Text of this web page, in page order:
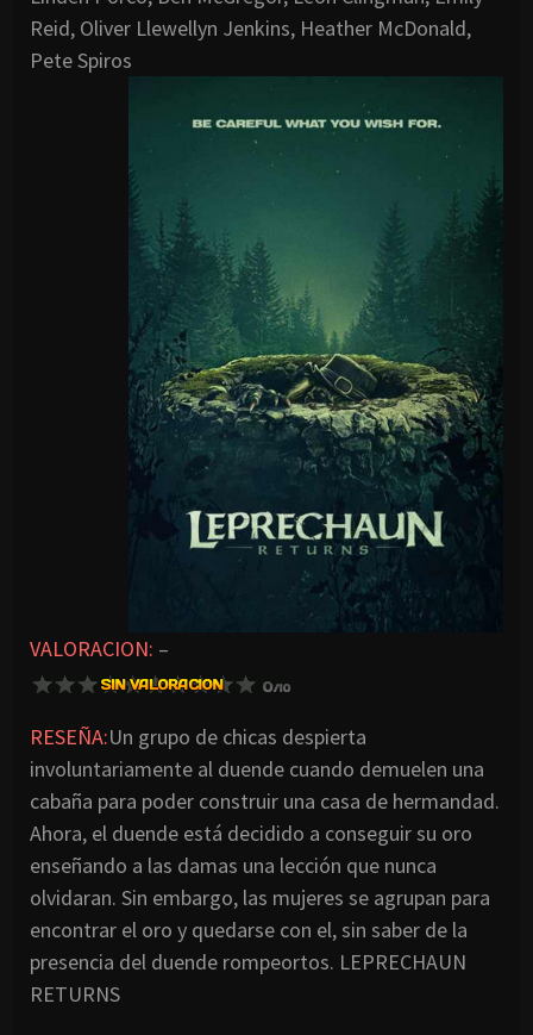
Reid, Oliver Llewellyn Jenkins, Heather McDonald,
Pete Spiros
VALORACION: –
RESEÑA:Un grupo de chicas despierta
involuntariamente al duende cuando demuelen una
cabaña para poder construir una casa de hermandad.
Ahora, el duende está decidido a conseguir su oro
enseñando a las damas una lección que nunca
olvidaran. Sin embargo, las mujeres se agrupan para
encontrar el oro y quedarse con el, sin saber de la
presencia del duende rompeortos. LEPRECHAUN
RETURNS